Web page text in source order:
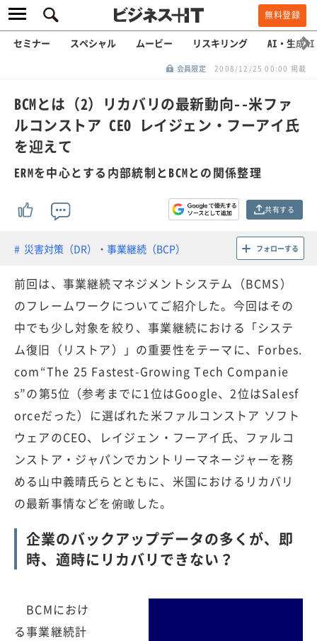
無料登録
セミナー スペシャル ムービー リスキリング AI・生成AI
会員限定 2008/12/25 00:00 掲載
BCMとは（2）リカバリの最新動向--米ファ
ルコンストア CEO レイジェン・フーアイ氏
を迎えて
ERMを中心とする内部統制とBCMとの関係整理
共有する
災害対策（DR）・事業継続（BCP） フォローする
前回は、事業継続マネジメントシステム（BCMS）
のフレームワークについてご紹介した。今回はその
中でも少し対象を絞り、事業継続における「システ
ム復旧（リストア）」の重要性をテーマに、Forbes.
com“The 25 Fastest-Growing Tech Companie
s”の第5位（参考までに1位はGoogle、2位はSalesf
orceだった）に選ばれた米ファルコンストア ソフト
ウェアのCEO、レイジェン・フーアイ氏、ファルコ
ンストア・ジャパンでカントリーマネージャーを務
める山中義晴氏らとともに、米国におけるリカバリ
の最新事情などを俯瞰した。
企業のバックアップデータの多くが、即
時、適時にリカバリできない？
BCMにおけ
る事業継続計